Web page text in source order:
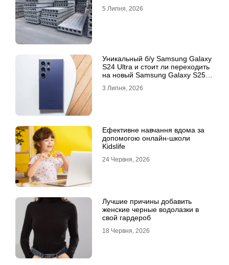
5 Липня, 2026
Уникальный б/у Samsung Galaxy
S24 Ultra и стоит ли переходить
на новый Samsung Galaxy S25
3 Липня, 2026
Ефективне навчання вдома за
допомогою онлайн-школи
Kidslife
24 Червня, 2026
Лучшие причины добавить
женские черные водолазки в
свой гардероб
18 Червня, 2026